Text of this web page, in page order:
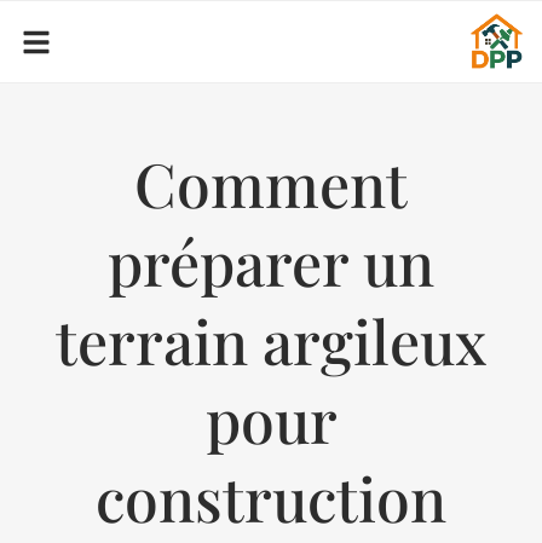
Comment
préparer un
terrain argileux
pour
construction